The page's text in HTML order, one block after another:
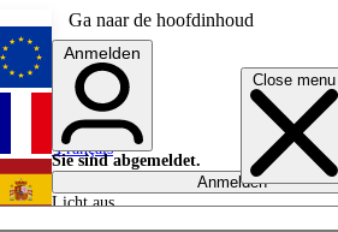
Ga naar de hoofdinhoud
Close menu
English
Français
Anmelden
Sie sind abgemeldet.
Anmelden
Licht aus